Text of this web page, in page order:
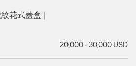
花式蓋盒 |
20,000 - 30,000 USD